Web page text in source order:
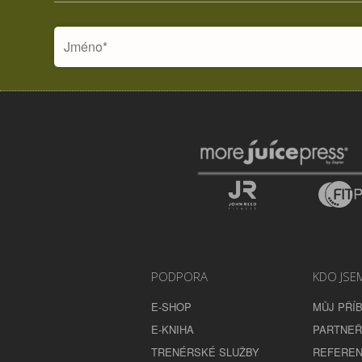
PODPORA
E-SHOP
E-KNIHA
TRENÉRSKÉ SLUŽBY
KDO
MŮJ